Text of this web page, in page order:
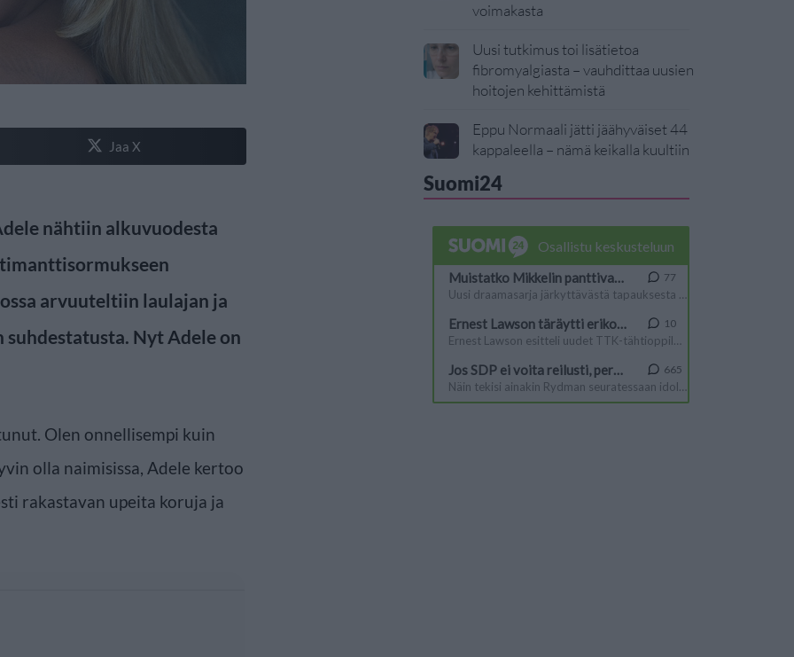
Jaa X
nähtiin alkuvuodesta
arvuuteltiin laulajan ja
suhdestatusta. Nyt Adele on
Olen onnellisempi kuin
olla naimisissa, Adele kertoo
rakastavan upeita koruja ja
voimakasta
Uusi tutkimus toi lisätietoa
fibromyalgiasta – vauhdittaa uusien
hoitojen kehittämistä
Eppu Normaali jätti jäähyväiset 44
kappaleella – nämä keikalla kuultiin
Suomi24